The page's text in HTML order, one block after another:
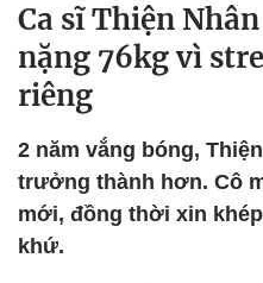
Ca sĩ Thiện
nặng 76kg vì
riêng
2 năm vắng bóng,
trưởng thành hơn. Cô
mới, đồng thời xin
khứ.